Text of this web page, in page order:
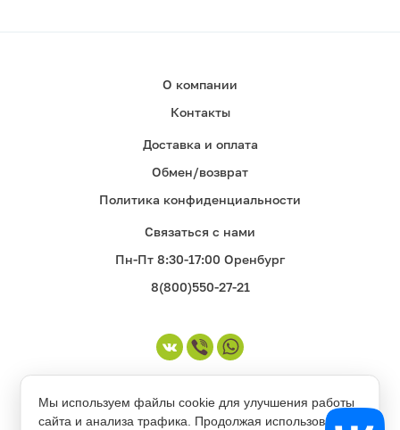
О компании
Контакты
Доставка и оплата
Обмен/возврат
Политика конфиденциальности
Связаться с нами
Пн-Пт 8:30-17:00 Оренбург
8(800)550-27-21
Мы используем файлы cookie для улучшения работы
сайта и анализа трафика. Продолжая использовать